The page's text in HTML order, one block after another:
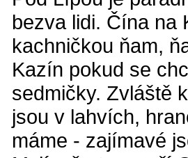
bezva lidi. Čína na
kachničkou ňam,
Kazín pokud se
sedmičky. Zvláště
jsou v lahvích,
máme - zajímavé